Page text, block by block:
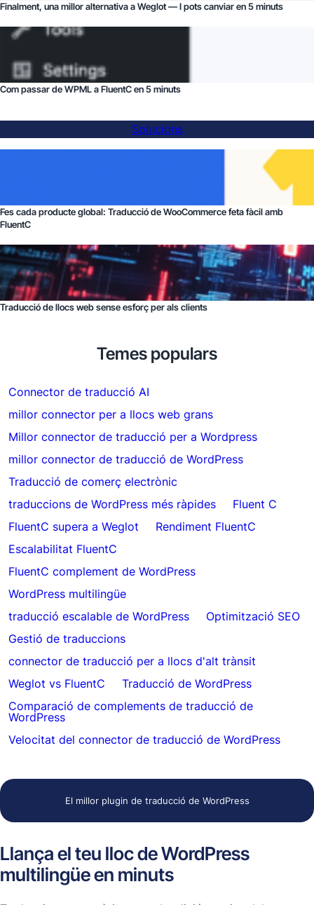
Finalment, una millor alternativa a Weglot — I pots canviar en 5 minuts
Com passar de WPML a FluentC en 5 minuts
Solucions
Fes cada producte global: Traducció de WooCommerce feta fàcil amb
FluentC
Traducció de llocs web sense esforç per als clients
Temes populars
Connector de traducció AI
millor connector per a llocs web grans
Millor connector de traducció per a Wordpress
millor connector de traducció de WordPress
Traducció de comerç electrònic
traduccions de WordPress més ràpides
Fluent C
FluentC supera a Weglot
Rendiment FluentC
Escalabilitat FluentC
FluentC complement de WordPress
WordPress multilingüe
traducció escalable de WordPress
Optimització SEO
Gestió de traduccions
connector de traducció per a llocs d'alt trànsit
Weglot vs FluentC
Traducció de WordPress
Comparació de complements de traducció de
WordPress
Velocitat del connector de traducció de WordPress
El millor plugin de traducció de WordPress
Llança el teu lloc de WordPress
multilingüe en minuts